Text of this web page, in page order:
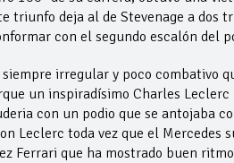
triunfo deja al de Stevenage a dos
con el segundo escalón del
irregular y poco combativo
un inspiradísimo Charles
con un podio que se antojaba
Leclerc toda vez que el Mercedes
Ferrari que ha mostrado buen